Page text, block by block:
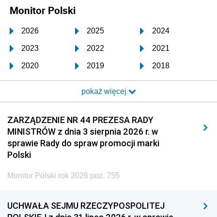
Monitor Polski
2026 2025 2024
2023 2022 2021
2020 2019 2018
2017 2016 2015
2014 2013 2012
2011 2010 2009
2008 2007 2006
2005
1996 1995 1994
pokaż więcej
ZARZĄDZENIE NR 44 PREZESA RADY
MINISTRÓW z dnia 3 sierpnia 2026 r. w
sprawie Rady do spraw promocji marki
Polski
Monitor Polski rok 2026 poz. 755
UCHWAŁA SEJMU RZECZYPOSPOLITEJ